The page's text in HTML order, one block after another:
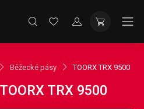
Běžecké pásy TOORX TRX 9500
TRX 9500